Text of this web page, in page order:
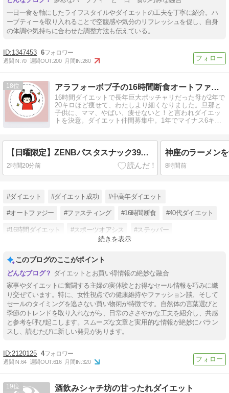
一日一食を軸にしたライフスタイルやダイエットの工夫を丁寧に紹介。ハ
ーブティーを取り入れることで空腹感や気分のリフレッシュを促し、自身
の体調や気持ちに合わせた調整方法も伝えている。
1347453 6
週間IN:70 週間OUT:200 月間IN:260
18 アラフォーボブ子の16時間断食オートファジーダイエット
16時間ダイエットで長年巨大ポッチャリだった母が2年で
20キロほど痩せて、わたしより細くなりました。旦那と
子供に、ママ、やばい、痩せないと！と言われダイエッ
トを決意。ダイエット仲間募集中。1年でマイナス6キロ
【日曜限定】ZENBパスタスナック39%OFFセール
2時間20分前
神座のラーメン
8時間前
#ダイエット #ダイエット成功 #中高年ダイエット
#オートファジー #ファスティング #16時間断食 #40代ダイエット
#16時間ダイエット #スポーツオアシス #ステッパー
続きを表示
このブログのここがポイント
ダイエットとお買い得情報の絶妙な融合
家事やダイエットに奮闘する主婦の実体験とお得なセール情報を巧みに織
り交ぜています。特に、女性視点での健康維持やファッション談、そして
セールのタイミングを逃さない買い物術が特徴です。自然体の言葉選びと
季節のトレンドを取り入れながら、日常のささやかな工夫を紹介し、共感
と参考を呼び起こします。スムーズな文章と実用的な情報が絶妙にバラン
スし、読むたびに新しい発見があります。
2120125 4
週間IN:64 週間OUT:616 月間IN:320
19 酒飲みシャチ坊の甘ったれダイエット